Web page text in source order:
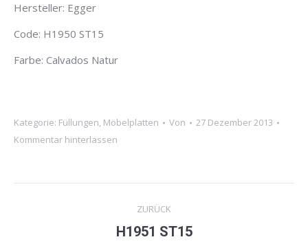
Hersteller: Egger
Code: H1950 ST15
Farbe: Calvados Natur
Kategorie: Füllungen, Möbelplatten Von
27 Dezember 2013
Kommentar hinterlassen
navigation
ZURÜCK
Previous
H1951 ST15